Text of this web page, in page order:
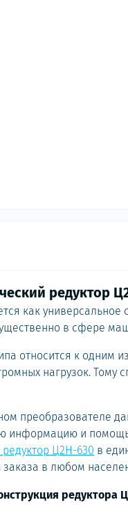
редуктор
как
в сфере
относится к
нагрузок. Тому
преобразователе
информацию и
редуктор Ц2Н-630 в
заказа в любом
редуктора